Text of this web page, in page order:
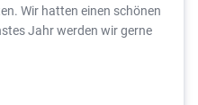
Wir hatten einen schönen
Jahr werden wir gerne